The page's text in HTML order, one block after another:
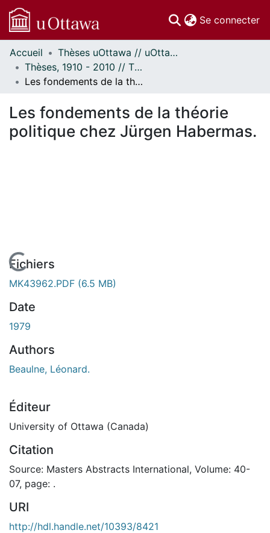
Se connecter
Communautés
et collections
Parcourir
À propos
Accueil
Thèses uOttawa // uOttawa Theses
Thèses, 1910 - 2010 // Theses, 1910 - 2010
Les fondements de la théorie politique chez Jürgen Habermas.
Les fondements de la théorie
politique chez Jürgen Habermas.
En cours de chargement...
Fichiers
MK43962.PDF (6.5 MB)
Date
1979
Authors
Beaulne, Léonard.
Éditeur
University of Ottawa (Canada)
Citation
Source: Masters Abstracts International, Volume: 40-
07, page: .
URI
http://hdl.handle.net/10393/8421